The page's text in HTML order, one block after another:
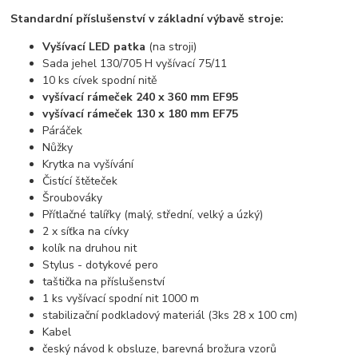
Standardní příslušenství v základní výbavě stroje:
Vyšívací LED patka (na stroji)
Sada jehel 130/705 H vyšívací 75/11
10 ks cívek spodní nitě
vyšívací rámeček 240 x 360 mm EF95
vyšívací rámeček 130 x 180 mm EF75
Páráček
Nůžky
Krytka na vyšívání
Čistící štěteček
Šroubováky
Přítlačné talířky (malý, střední, velký a úzký)
2 x síťka na cívky
kolík na druhou nit
Stylus - dotykové pero
taštička na příslušenství
1 ks vyšívací spodní nit 1000 m
stabilizační podkladový materiál (3ks 28 x 100 cm)
Kabel
český návod k obsluze, barevná brožura vzorů